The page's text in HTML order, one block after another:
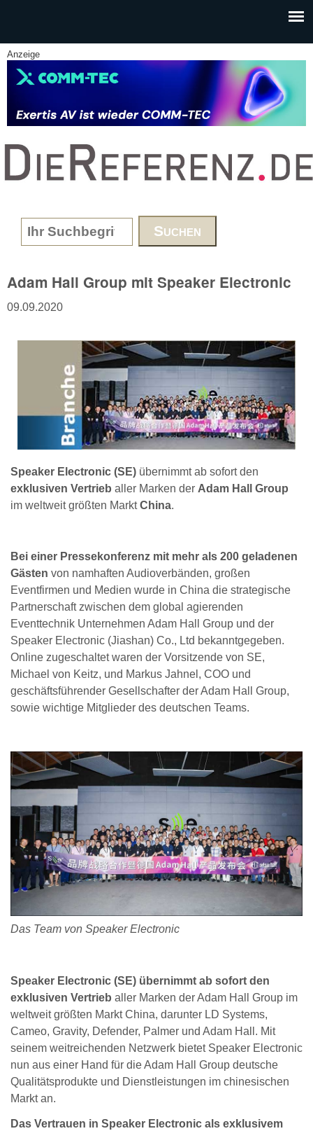
Anzeige
www.DieReferenz.de
Search form
Adam Hall Group mit Speaker Electronic
09.09.2020
Speaker Electronic (SE) übernimmt ab sofort den
exklusiven Vertrieb aller Marken der Adam Hall Group
im weltweit größten MarktChina.
Bei einer Pressekonferenz mit mehr als 200 geladenen
Gästen von namhaften Audioverbänden, großen
Eventfirmen und Medien wurde in China die strategische
Partnerschaft zwischen dem global agierenden
Eventtechnik Unternehmen Adam Hall Group und der
Speaker Electronic (Jiashan) Co., Ltd bekanntgegeben.
Online zugeschaltet waren der Vorsitzende von SE,
Michael von Keitz, und Markus Jahnel, COO und
geschäftsführender Gesellschafter der Adam Hall Group,
sowie wichtige Mitglieder des deutschen Teams.
Das Team von Speaker Electronic
Speaker Electronic (SE) übernimmt ab sofort den
exklusiven Vertrieb aller Marken der Adam Hall Group im
weltweit größten Markt China, darunter LD Systems,
Cameo, Gravity, Defender, Palmer und Adam Hall. Mit
seinem weitreichenden Netzwerk bietet Speaker Electronic
nun aus einer Hand für die Adam Hall Group deutsche
Qualitätsprodukte und Dienstleistungen im chinesischen
Markt an.
Das Vertrauen in Speaker Electronic als exklusivem